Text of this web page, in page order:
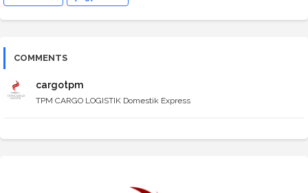
COMMENTS
cargotpm
TPM CARGO LOGISTIK Domestik Express